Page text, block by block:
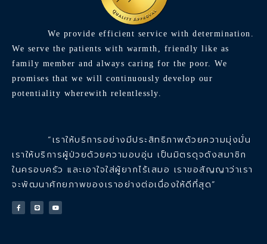
We provide efficient service with determination.
We serve the patients with warmth, friendly like as
family member and always caring for the poor. We
promises that we will continuously develop our
potentiality wherewith relentlessly.
“เราให้บริการอย่างมีประสิทธิภาพด้วยความมุ่งมั่น
เราให้บริการผู้ป่วยด้วยความอบอุ่น เป็นมิตรดุจดังสมาชิก
ในครอบครัว และเอาใจใส่ผู้ยากไร้เสมอ เราขอสัญญาว่าเรา
จะพัฒนาศักยภาพของเราอย่างต่อเนื่องให้ดีที่สุด”